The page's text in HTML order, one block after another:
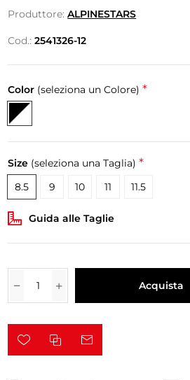
Produttore: ALPINESTARS
Cod.: 2541326-12
Color (seleziona un Colore) *
Size (seleziona una Taglia) *
8.5 9 10 11 11.5
Guida alle Taglie
Acquista